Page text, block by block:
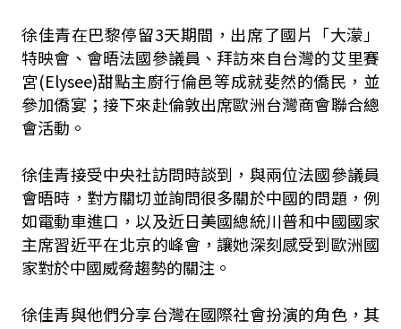
徐佳青在巴黎停留3天期間，出席了國片「大濛」
特映會、會晤法國參議員、拜訪來自台灣的艾里賽
宮(Elysee)甜點主廚行倫邑等成就斐然的僑民，並
參加僑宴；接下來赴倫敦出席歐洲台灣商會聯合總
會活動。
徐佳青接受中央社訪問時談到，與兩位法國參議員
會晤時，對方關切並詢問很多關於中國的問題，例
如電動車進口，以及近日美國總統川普和中國國家
主席習近平在北京的峰會，讓她深刻感受到歐洲國
家對於中國威脅趨勢的關注。
徐佳青與他們分享台灣在國際社會扮演的角色，其